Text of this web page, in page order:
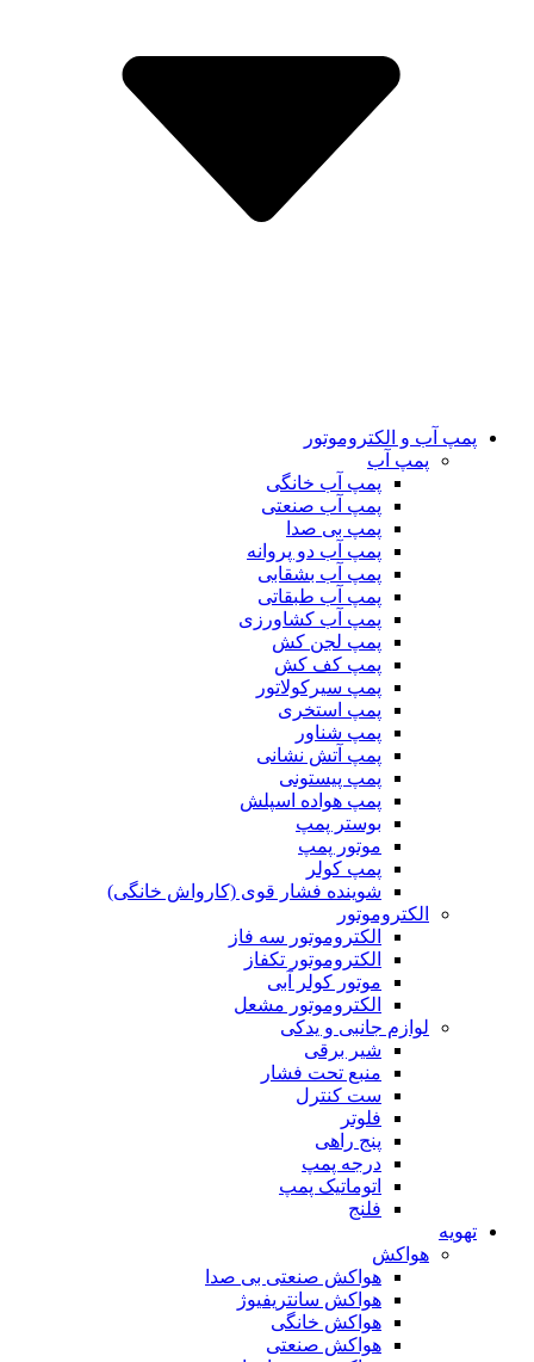
پمپ آب و الکتروموتور
پمپ آب
پمپ آب خانگی
پمپ آب صنعتی
پمپ بی صدا
پمپ آب دو پروانه
پمپ آب بشقابی
پمپ آب طبقاتی
پمپ آب کشاورزی
پمپ لجن کش
پمپ کف کش
پمپ سیرکولاتور
پمپ استخری
پمپ شناور
پمپ آتش نشانی
پمپ پیستونی
پمپ هواده اسپلش
بوستر پمپ
موتور پمپ
پمپ کولر
شوینده فشار قوی (کارواش خانگی)
الکتروموتور
الکتروموتور سه فاز
الکتروموتور تکفاز
موتور کولر آبی
الکتروموتور مشعل
لوازم جانبی و یدکی
شیر برقی
منبع تحت فشار
ست کنترل
فلوتر
پنج راهی
درجه پمپ
اتوماتیک پمپ
فلنج
تهویه
هواکش
هواکش صنعتی بی صدا
هواکش سانتریفیوژ
هواکش خانگی
هواکش صنعتی